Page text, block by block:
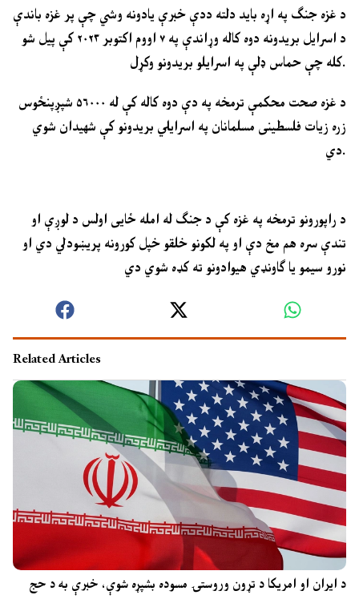
د غزه جنګ په اړه باید دلته ددې خبرې یادونه وشي چې پر غزه باندې
د اسرایل بریدونه دوه کاله وړاندې په ۷ اووم اکتوبر ۲۰۲۳ کې پیل شو
کله چې حماس ډلې په اسرایلو بریدونو وکړل.
د غزه صحت محکمې ترمخه په دې دوه کاله کې له ۵۶۰۰۰ شپږپنځوس
زره زیات فلسطینی مسلمانان په اسرایلي بریدونو کې شهیدان شوي
دي.
د راپورونو ترمخه په غزه کې د جنګ له امله ځایی اولس د لوږې او
تندې سره هم مخ دې او په لکونو خلقو خپل کورونه پريښودلي دي او
نورو سیمو یا ګاونډي هیوادونو ته کډه شوي دي
Related Articles
د ایران او امریکا د تړون وروستۍ مسوده بشپړه شوې، خبرې به د حج